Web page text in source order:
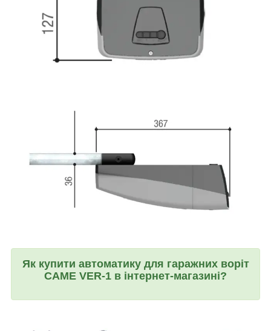
Як купити автоматику для гаражних воріт
CAME VER-1 в інтернет-магазині?